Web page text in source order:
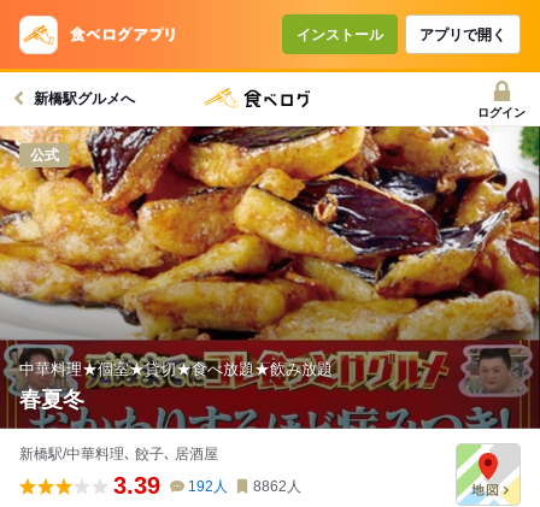
インストール アプリで開く
新橋駅グルメへ
ログイン
公式
中華料理★個室★貸切★食べ放題★飲み放題
春夏冬
新橋駅/中華料理､ 餃子､ 居酒屋
3.39 192 人 8862 人
コースで使えるクーポン
戻る
クーポンを利用せず予約する